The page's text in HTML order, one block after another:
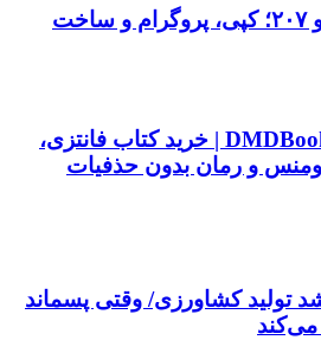
ساخت سوئیچ پژو ۲۰۷؛ کپی، پروگرام و ساخت
فروشگاه کتاب DMDBook | خرید کتاب فانتزی،
و رمان بدون حذفیات
تولید کشاورزی/ وقتی پسماند
می‌کند